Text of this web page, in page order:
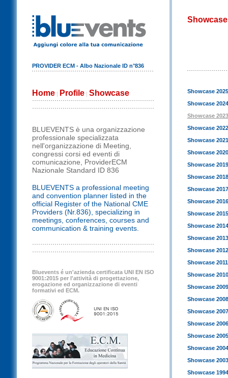
PROVIDER ECM - Albo Nazionale ID n°836
Home| Profile| Showcase
BLUEVENTS è una organizzazione
professionale specializzata
nell'organizzazione di Meeting,
congressi corsi ed eventi di
comunicazione, ProviderECM
Nazionale Standard ID 836
BLUEVENTS a professional meeting
and convention planner listed in the
official Register of the National CME
Providers (Nr.836), specializing in
meetings, conferences, courses and
communication & training events.
Bluevents é un'azienda certificata UNI EN ISO
9001:2015 per l'attività di progettazione,
erogazione ed organizzazione di eventi
formativi ed ECM.
Showcase
Showcase 2025
Showcase 2024
Showcase 2023
Showcase 2022
Showcase 2021
Showcase 2020
Showcase 2019
Showcase 2018
Showcase 2017
Showcase 2016
Showcase 2015
Showcase 2014
Showcase 2013
Showcase 2012
Showcase 2011
Showcase 2010
Showcase 2009
Showcase 2008
Showcase 2007
Showcase 2006
Showcase 2005
Showcase 2004
Showcase 2003
Showcase